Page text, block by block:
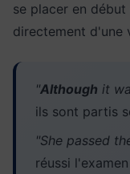
se placer en
directement d'une
"Although it
ils sont partis
"She passed
réussi